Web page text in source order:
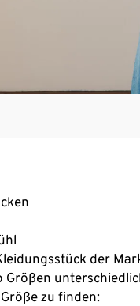
der
Größen
zu finden: